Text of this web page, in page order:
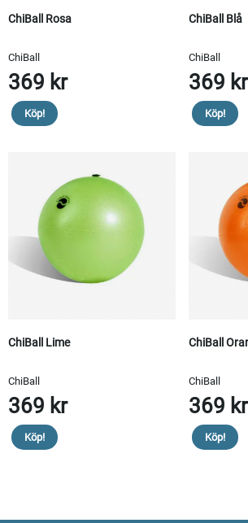
ChiBall Rosa
ChiBall
369 kr
Köp!
ChiBall Blå
ChiBall
369 kr
Köp!
ChiBall Lime
ChiBall
369 kr
Köp!
ChiBall
ChiBall
369 kr
Köp!